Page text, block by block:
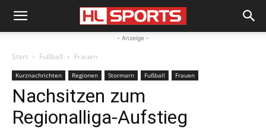
- Anzeige -
Start Fußball Frauen
Kurznachrichten Regionen Stormarn Fußball Frauen
Nachsitzen zum
Regionalliga-Aufstieg